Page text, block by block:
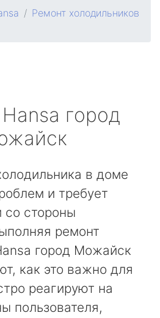
Ремонт холодильников
Hansa город
в доме
и требует
со стороны
ремонт
город Можайск
как это важно для
реагируют на
пользователя,